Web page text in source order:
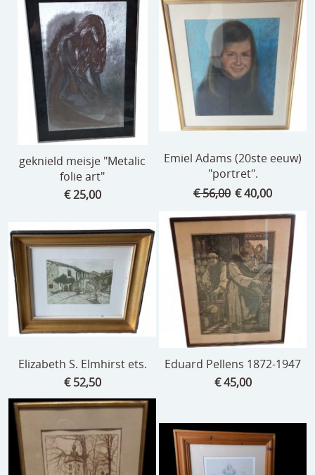
geknield meisje "Metalic
folie art"
€ 25,00
Emiel Adams (20ste eeuw)
"portret".
€ 56,00 € 40,00
Elizabeth S. Elmhirst ets.
€ 52,50
Eduard Pellens 1872-1947
€ 45,00